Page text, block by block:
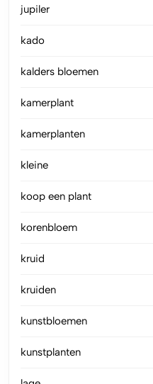
jupiler
kado
kalders bloemen
kamerplant
kamerplanten
kleine
koop een plant
korenbloem
kruid
kruiden
kunstbloemen
kunstplanten